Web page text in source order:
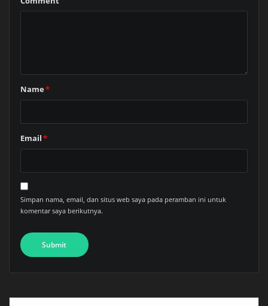
Name*
Email*
Simpan nama, email, dan situs web saya pada peramban ini untuk
komentar saya berikutnya.